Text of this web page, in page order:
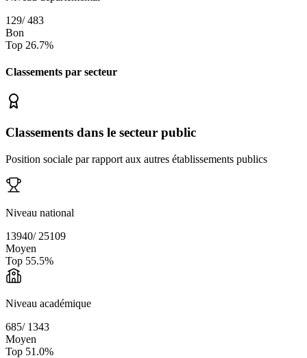
129/483
Bon
Top 26.7%
Classements par secteur
Classements dans le secteur public
Position sociale par rapport aux autres établissements publics
Niveau national
13940/ 25109
Moyen
Top 55.5%
Niveau académique
685/ 1343
Moyen
Top 51.0%